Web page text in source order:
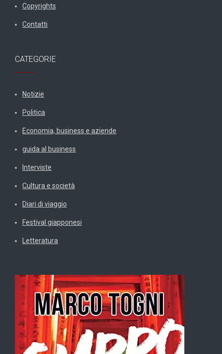
Copyrights
Contatti
CATEGORIE
Notizie
Politica
Economia, business e aziende
guida al business
Interviste
Cultura e società
Diari di viaggio
Festival giapponesi
Letteratura